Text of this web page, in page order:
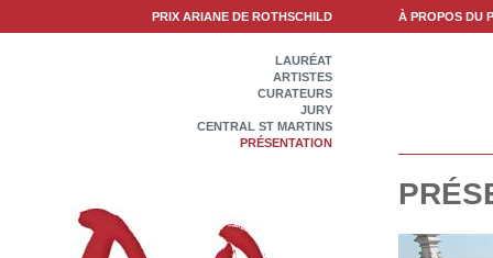
PRIX ARIANE DE ROTHSCHILD À PROPOS DU
LAURÉAT
ARTISTES
CURATEURS
JURY
CENTRAL ST MARTINS
PRÉSENTATION